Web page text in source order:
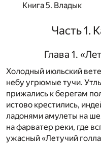
Книга 5. Владык
Часть 1.
Глава 1.
Холодный июльский
небу угрюмые тучи.
прижались к берегам
истово крестились,
ладонями амулеты на
на фарватер реки, где
ужасный «Летучий